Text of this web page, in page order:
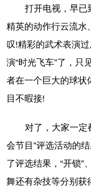
打开电视，早已
精英的动作行云流水
叹!精彩的武术表演
演“时光飞车”了，只
者在一个巨大的球状
目不暇接!
对了，大家一定
会节目”评选活动的
了评选结果，“开锁”
舞还有杂技等分别获